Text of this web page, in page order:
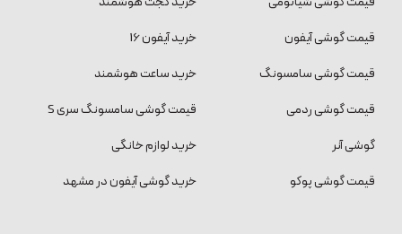
قیمت گوشی آیفون
قیمت گوشی سامسونگ
قیمت گوشی ردمی
گوشی آنر
قیمت گوشی پوکو
خرید آیفون 16
خرید ساعت هوشمند
قیمت گوشی سامسونگ سری S
خرید لوازم خانگی
خرید گوشی آیفون در مشهد